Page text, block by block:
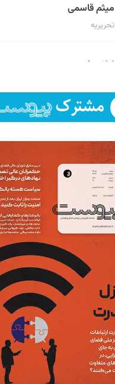
میثم قاسمی
تحریریه
لیلا حنارود
فائزه فتحی رستمی
تحریریه
سروش کرمیان
تحریریه
مینا پاکدل
یسنا امان‌پور
تحریریه
ملینا جعفری
تحریریه